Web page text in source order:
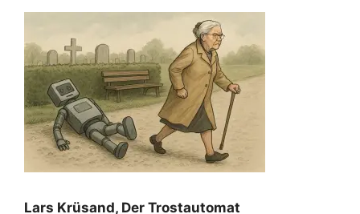
Lars Krüsand, Der Trostautomat